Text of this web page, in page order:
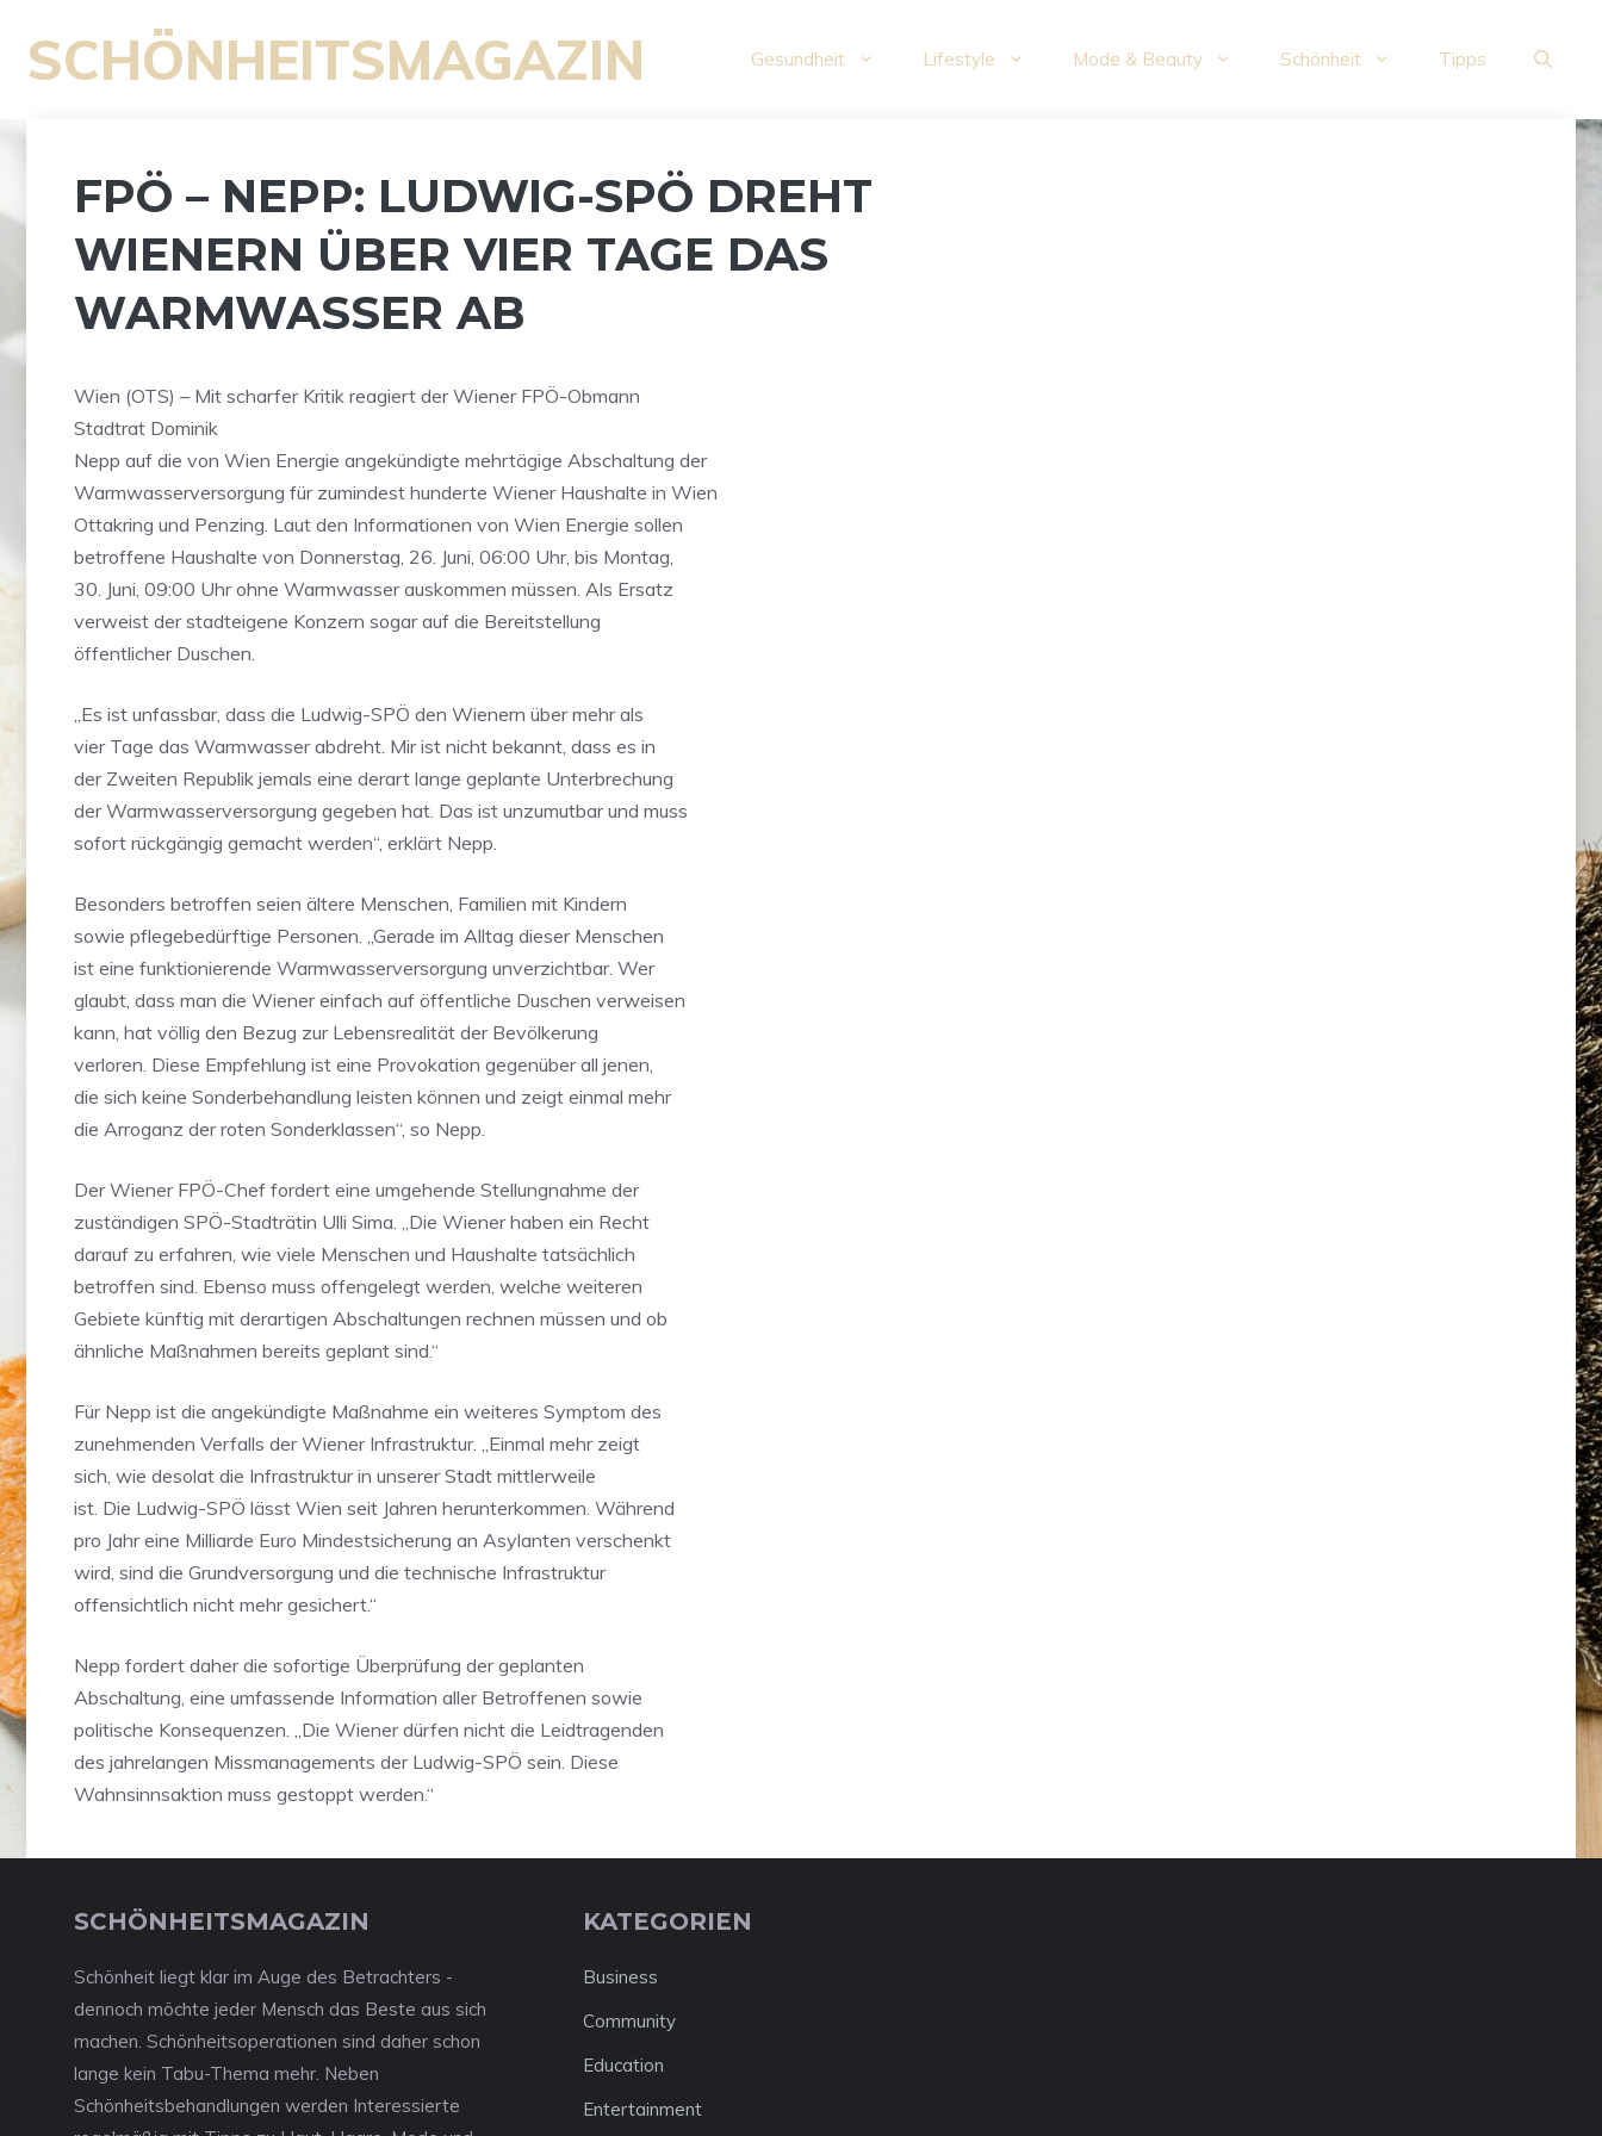
Inhalt
springen
SCHÖNHEITSMAGAZIN Gesundheit Lifestyle Mode & Beauty Schönheit Tipps
FPÖ – NEPP: LUDWIG-SPÖ DREHT
WIENERN ÜBER VIER TAGE DAS
WARMWASSER AB
Wien (OTS) – Mit scharfer Kritik reagiert der Wiener FPÖ-Obmann
Stadtrat Dominik
Nepp auf die von Wien Energie angekündigte mehrtägige Abschaltung der
Warmwasserversorgung für zumindest hunderte Wiener Haushalte in Wien
Ottakring und Penzing. Laut den Informationen von Wien Energie sollen
betroffene Haushalte von Donnerstag, 26. Juni, 06:00 Uhr, bis Montag,
30. Juni, 09:00 Uhr ohne Warmwasser auskommen müssen. Als Ersatz
verweist der stadteigene Konzern sogar auf die Bereitstellung
öffentlicher Duschen.
„Es ist unfassbar, dass die Ludwig-SPÖ den Wienern über mehr als
vier Tage das Warmwasser abdreht. Mir ist nicht bekannt, dass es in
der Zweiten Republik jemals eine derart lange geplante Unterbrechung
der Warmwasserversorgung gegeben hat. Das ist unzumutbar und muss
sofort rückgängig gemacht werden“, erklärt Nepp.
Besonders betroffen seien ältere Menschen, Familien mit Kindern
sowie pflegebedürftige Personen. „Gerade im Alltag dieser Menschen
ist eine funktionierende Warmwasserversorgung unverzichtbar. Wer
glaubt, dass man die Wiener einfach auf öffentliche Duschen verweisen
kann, hat völlig den Bezug zur Lebensrealität der Bevölkerung
verloren. Diese Empfehlung ist eine Provokation gegenüber all jenen,
die sich keine Sonderbehandlung leisten können und zeigt einmal mehr
die Arroganz der roten Sonderklassen“, so Nepp.
Der Wiener FPÖ-Chef fordert eine umgehende Stellungnahme der
zuständigen SPÖ-Stadträtin Ulli Sima. „Die Wiener haben ein Recht
darauf zu erfahren, wie viele Menschen und Haushalte tatsächlich
betroffen sind. Ebenso muss offengelegt werden, welche weiteren
Gebiete künftig mit derartigen Abschaltungen rechnen müssen und ob
ähnliche Maßnahmen bereits geplant sind.“
Für Nepp ist die angekündigte Maßnahme ein weiteres Symptom des
zunehmenden Verfalls der Wiener Infrastruktur. „Einmal mehr zeigt
sich, wie desolat die Infrastruktur in unserer Stadt mittlerweile
ist. Die Ludwig-SPÖ lässt Wien seit Jahren herunterkommen. Während
pro Jahr eine Milliarde Euro Mindestsicherung an Asylanten verschenkt
wird, sind die Grundversorgung und die technische Infrastruktur
offensichtlich nicht mehr gesichert.“
Nepp fordert daher die sofortige Überprüfung der geplanten
Abschaltung, eine umfassende Information aller Betroffenen sowie
politische Konsequenzen. „Die Wiener dürfen nicht die Leidtragenden
des jahrelangen Missmanagements der Ludwig-SPÖ sein. Diese
Wahnsinnsaktion muss gestoppt werden.“
SCHÖNHEITSMAGAZIN
Schönheit liegt klar im Auge des Betrachters -
dennoch möchte jeder Mensch das Beste aus sich
machen. Schönheitsoperationen sind daher schon
lange kein Tabu-Thema mehr. Neben
Schönheitsbehandlungen werden Interessierte
KATEGORIEN
Business
Community
Education
Entertainment